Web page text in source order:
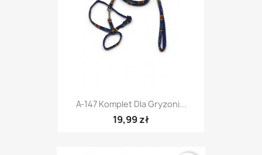
A-147 Komplet Dla Gryzoni...
19,99 zł